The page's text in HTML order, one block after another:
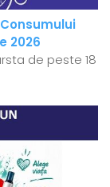
2026
de peste 18